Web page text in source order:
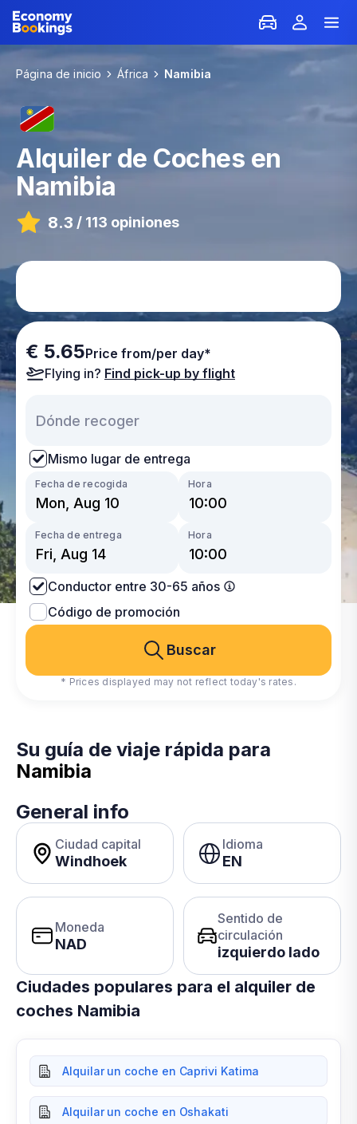
Página de inicio África Namibia
Alquiler de Coches en
Namibia
8.3 / 113 opiniones
€ 5.65Price from/per day*
Flying in? Find pick-up by flight
Mismo lugar de entrega
Fecha de recogida Hora
Fecha de entrega Hora
Conductor entre 30-65 años
Código de promoción
Buscar
* Prices displayed may not reflect today's rates.
Su guía de viaje rápida para
Namibia
General info
Ciudad capital
Windhoek
Idioma
EN
Moneda
NAD
Sentido de
circulación
izquierdo lado
Ciudades populares para el alquiler de
coches Namibia
Alquilar un coche en Caprivi Katima
Alquilar un coche en Oshakati